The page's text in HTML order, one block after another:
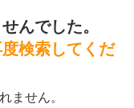
んでした。
検索してくだ
ません。